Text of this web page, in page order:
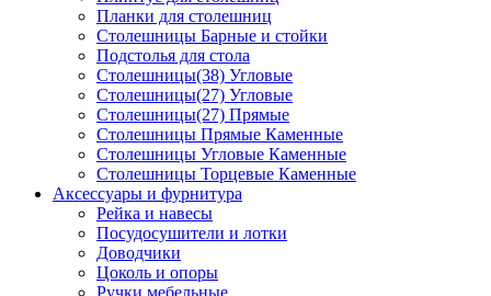
Планки для столешниц
Столешницы Барные и стойки
Подстолья для стола
Столешницы(38) Угловые
Столешницы(27) Угловые
Столешницы(27) Прямые
Столешницы Прямые Каменные
Столешницы Угловые Каменные
Столешницы Торцевые Каменные
Аксессуары и фурнитура
Рейка и навесы
Посудосушители и лотки
Доводчики
Цоколь и опоры